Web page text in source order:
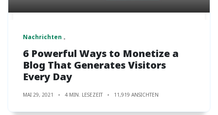
Nachrichten
6 Powerful Ways to Monetize a
Blog That Generates Visitors
Every Day
MAI 29, 2021 4 MIN. LESEZEIT 11,919 ANSICHTEN